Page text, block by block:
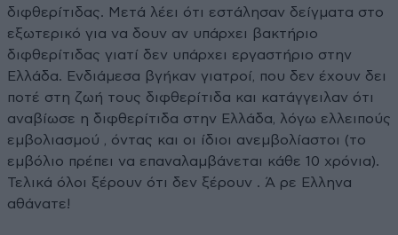
διφθερίτιδας. Μετά λέει ότι εστάλησαν δείγματα στο
εξωτερικό για να δουν αν υπάρχει βακτήριο
διφθερίτιδας γιατί δεν υπάρχει εργαστήριο στην
Ελλάδα. Ενδιάμεσα βγήκαν γιατροί, που δεν έχουν δει
ποτέ στη ζωή τους διφθερίτιδα και κατάγγειλαν ότι
αναβίωσε η διφθερίτιδα στην Ελλάδα, λόγω ελλειπούς
εμβολιασμού , όντας και οι ίδιοι ανεμβολίαστοι (το
εμβόλιο πρέπει να επαναλαμβάνεται κάθε 10 χρόνια).
Τελικά όλοι ξέρουν ότι δεν ξέρουν . Ά ρε Ελληνα
αθάνατε!